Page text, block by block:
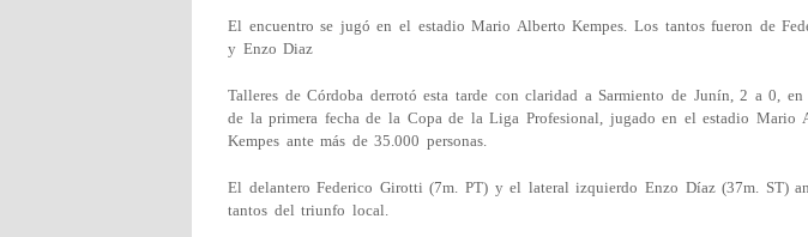
El encuentro se jugó en el estadio Mario Alberto Kempes. Los tantos fueron de
y Enzo Diaz
Talleres de Córdoba derrotó esta tarde con claridad a Sarmiento de Junín, 2 a 0, en
de la primera fecha de la Copa de la Liga Profesional, jugado en el estadio Mario
Kempes ante más de 35.000 personas.
El delantero Federico Girotti (7m. PT) y el lateral izquierdo Enzo Díaz (37m. ST)
tantos del triunfo local.